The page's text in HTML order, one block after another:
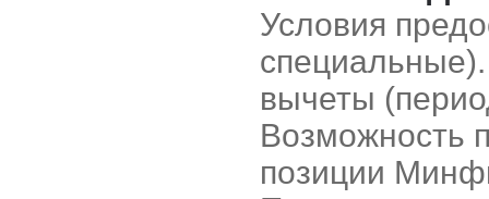
Условия
вычеты
Возможность
позиции